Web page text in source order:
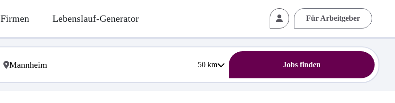
Firmen Lebenslauf-Generator Für Arbeitgeber
50km Jobs finden